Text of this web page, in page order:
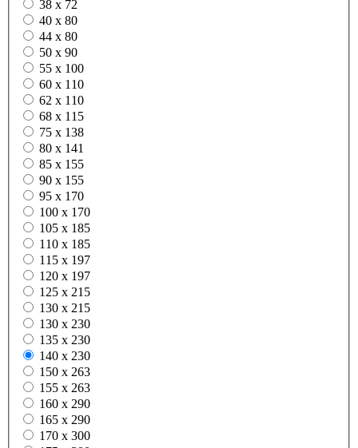
38 x 72
40 x 80
44 x 80
50 x 90
55 x 100
60 x 110
62 x 110
68 x 115
75 x 138
80 x 141
85 x 155
90 x 155
95 x 170
100 x 170
105 x 185
110 x 185
115 x 197
120 x 197
125 x 215
130 x 215
130 x 230
135 x 230
140 x 230
150 x 263
155 x 263
160 x 290
165 x 290
170 x 300